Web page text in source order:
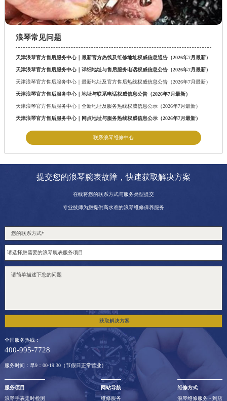
浪琴常见问题
天津浪琴官方售后服务中心｜最新官方热线及维修地址权威信息通告（2026年7月最新）
天津浪琴官方售后服务中心｜详细地址与售后服务电话权威信息公告（2026年7月最新）
天津浪琴官方售后服务中心｜最新地址及官方售后热线权威信息公告（2026年7月最新）
天津浪琴官方售后服务中心｜地址与联系电话权威信息公告（2026年7月最新）
天津浪琴官方售后服务中心｜全新地址及服务热线权威信息公示（2026年7月最新）
天津浪琴官方售后服务中心｜网点地址与服务热线权威信息公示（2026年7月最新）
联系浪琴维修中心
提交您的浪琴腕表故障，快速获取解决方案
在线将您的联系方式与服务类型提交
专业技师为您提供高水准的浪琴维修保养服务
获取解决方案
全国服务热线：
400-995-7728
服务时间：早9：00-19:30（节假日正常营业）
服务项目
浪琴手表走时检测
网站导航
维修服务
维修方式
浪琴维修服务 - 到店